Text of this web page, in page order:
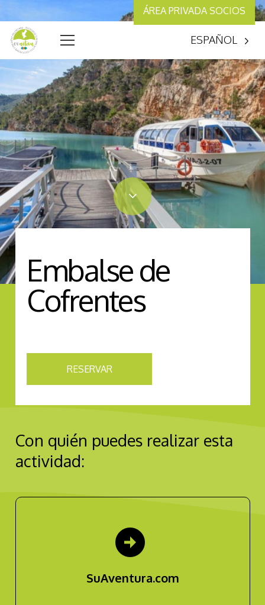
ÁREA PRIVADA SOCIOS
ESPAÑOL
Embalse de
Cofrentes
RESERVAR
Con quién puedes realizar esta
actividad:
arrow_circle_right
SuAventura.com